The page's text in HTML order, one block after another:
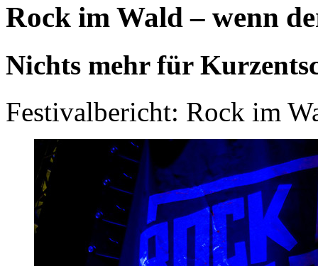
Rock im Wald – wenn
Nichts mehr für
Festivalbericht: Rock im